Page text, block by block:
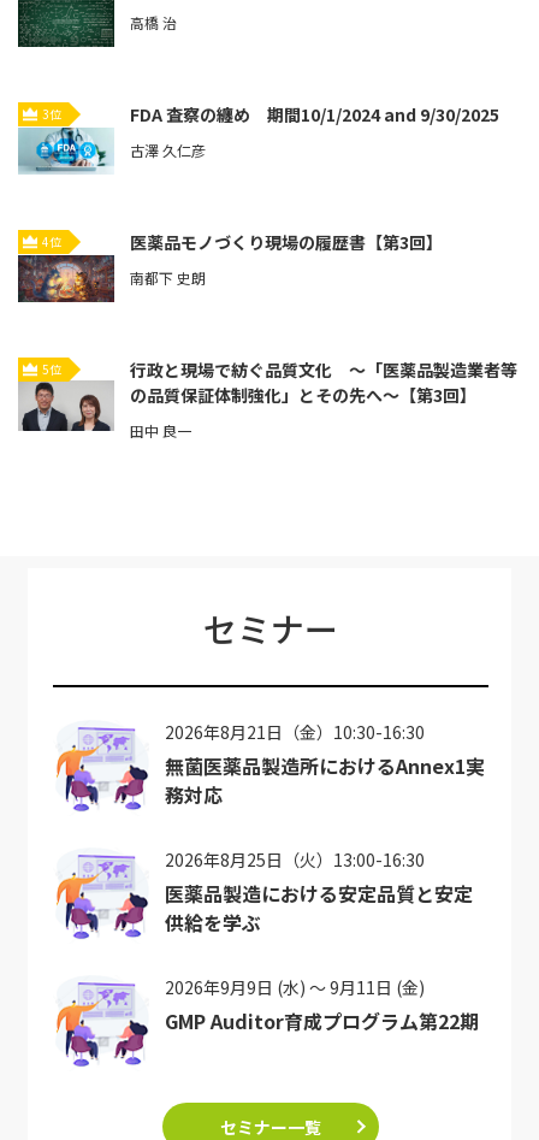
高橋 治
3位 FDA 査察の纏め 期間10/1/2024 and 9/30/2025
古澤 久仁彦
4位 医薬品モノづくり現場の履歴書【第3回】
南都下 史朗
5位
行政と現場で紡ぐ品質文化 ～「医薬品製造業者等
の品質保証体制強化」とその先へ～【第3回】
田中 良一
セミナー
2026年8月21日（金）10:30-16:30
無菌医薬品製造所におけるAnnex1実
務対応
2026年8月25日（火）13:00-16:30
医薬品製造における安定品質と安定
供給を学ぶ
2026年9月9日 (水) ～ 9月11日 (金)
GMP Auditor育成プログラム第22期
セミナー一覧